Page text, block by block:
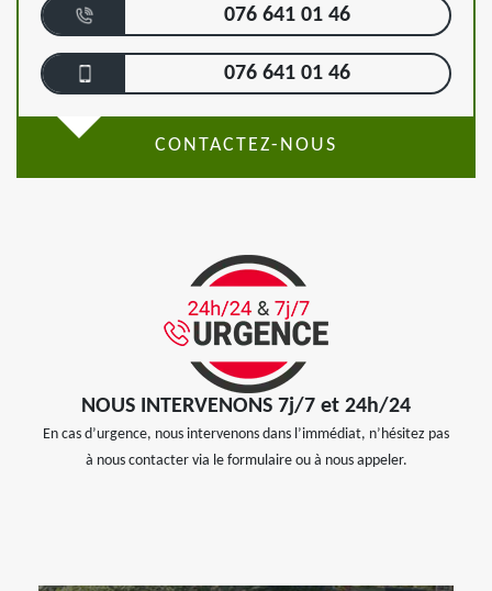
076 641 01 46
076 641 01 46
CONTACTEZ-NOUS
NOUS INTERVENONS 7j/7 et 24h/24
En cas d’urgence, nous intervenons dans l’immédiat, n’hésitez pas
à nous contacter via le formulaire ou à nous appeler.